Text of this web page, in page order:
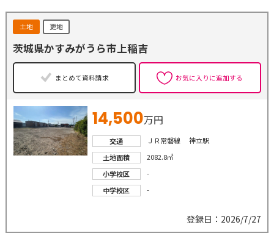
土地 更地
茨城県かすみがうら市上稲吉
まとめて資料請求 お気に入りに追加する
14,500万円
交通
ＪＲ常磐線 神立駅
土地面積
2082.8㎡
小学校区
-
中学校区
-
登録日：2026/7/27